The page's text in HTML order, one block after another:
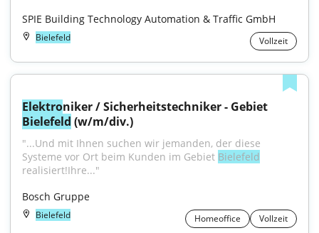
SPIE Building Technology Automation & Traffic GmbH
Bielefeld Vollzeit
Elektro
Bielefeld (w/m/div.)
"...Und mit Ihnen suchen wir jemanden, der diese
Systeme vor Ort beim Kunden im Gebiet Bielefeld
realisiert!Ihre..."
Bosch Gruppe
Bielefeld Homeoffice Vollzeit